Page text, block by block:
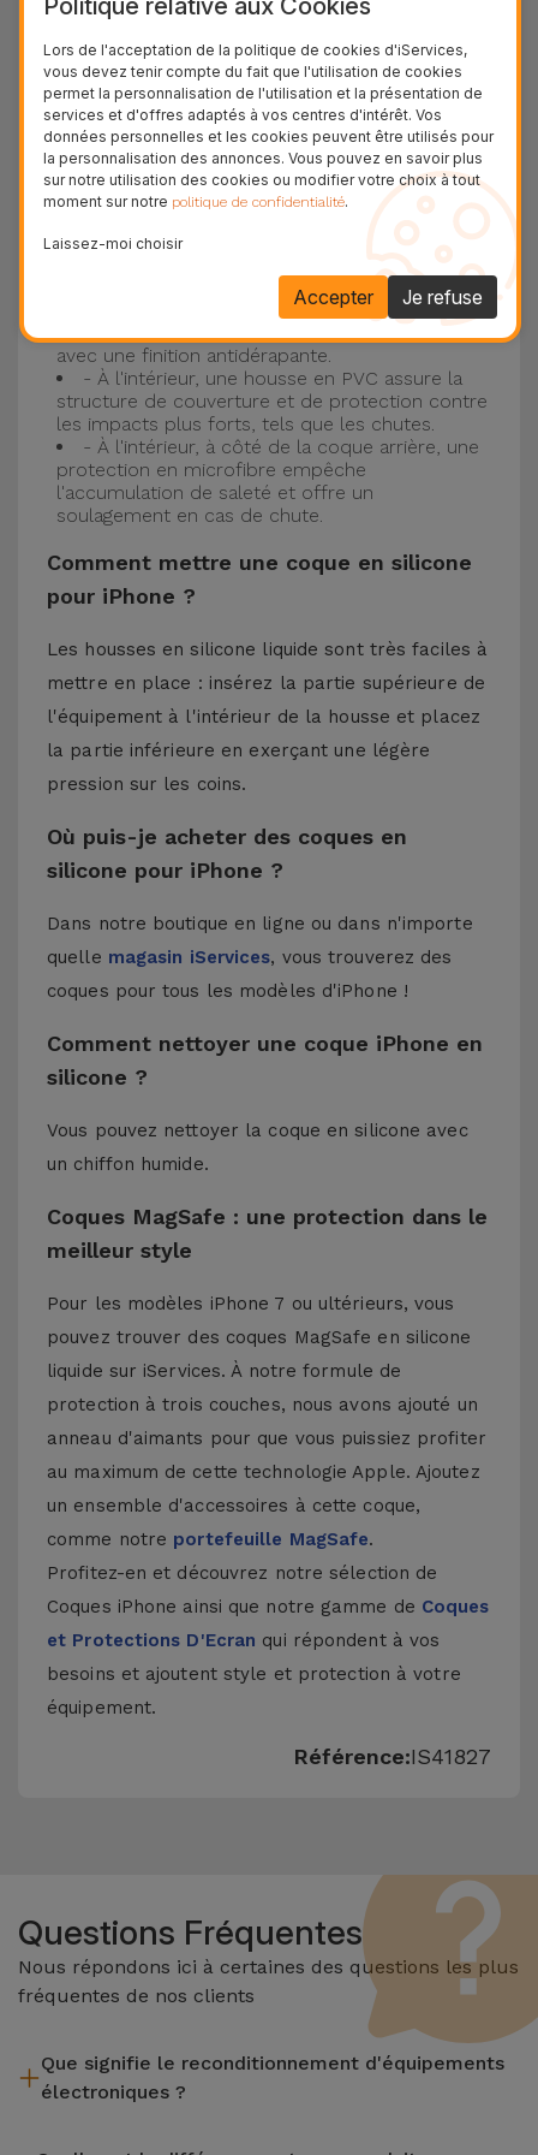
Protection à 3 couches avec coques en
silicone
Nos coques en silicone pour iPhone ont une
construction robuste et de qualité, avec une
construction à trois couches, pour éviter au
maximum les accidents et les casses !
- Une première couche de silicone liquide
donne de la couleur et une couverture
complète à la coque arrière et au bord latéral de
votre smartphone. C'est un matériau résistant,
avec une finition antidérapante.
- À l'intérieur, une housse en PVC assure la
structure de couverture et de protection contre
les impacts plus forts, tels que les chutes.
- À l'intérieur, à côté de la coque arrière, une
protection en microfibre empêche
l'accumulation de saleté et offre un
soulagement en cas de chute.
Comment mettre une coque en silicone
pour iPhone ?
Les housses en silicone liquide sont très faciles à
mettre en place : insérez la partie supérieure de
l'équipement à l'intérieur de la housse et placez
la partie inférieure en exerçant une légère
pression sur les coins.
Où puis-je acheter des coques en
silicone pour iPhone ?
Dans notre boutique en ligne ou dans n'importe
quelle magasin iServices, vous trouverez des
coques pour tous les modèles d'iPhone !
Comment nettoyer une coque iPhone en
silicone ?
Vous pouvez nettoyer la coque en silicone avec
un chiffon humide.
Coques MagSafe : une protection dans le
meilleur style
Pour les modèles iPhone 7 ou ultérieurs, vous
pouvez trouver des coques MagSafe en silicone
liquide sur iServices. À notre formule de
protection à trois couches, nous avons ajouté un
anneau d'aimants pour que vous puissiez profiter
au maximum de cette technologie Apple. Ajoutez
un ensemble d'accessoires à cette coque,
comme notre portefeuille MagSafe.
Profitez-en et découvrez notre sélection de
Coques iPhone ainsi que notre gamme de Coques
et Protections D'Ecran qui répondent à vos
besoins et ajoutent style et protection à votre
équipement.
Référence:IS41827
Questions Fréquentes
Nous répondons ici à certaines des questions les plus
fréquentes de nos clients
Que signifie le reconditionnement d'équipements
électroniques ?
Lors de l'acceptation de la politique de cookies d'iServices,
vous devez tenir compte du fait que l'utilisation de cookies
permet la personnalisation de l'utilisation et la présentation de
services et d'offres adaptés à vos centres d'intérêt. Vos
données personnelles et les cookies peuvent être utilisés pour
la personnalisation des annonces. Vous pouvez en savoir plus
sur notre utilisation des cookies ou modifier votre choix à tout
moment sur notre politique de confidentialité.
Laissez-moi choisir
Je refuse
Accepter